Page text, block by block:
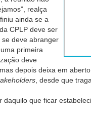
realça
ainda se a
CPLP deve ser
deve abranger
primeira
deve
depois deixa em
, desde que
daquilo que ficar